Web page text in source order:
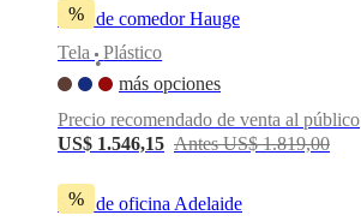
%
Silla de comedor Hauge
Tela
•
Plástico
más opciones
Precio recomendado de venta al público
US$ 1.546,15 Antes US$ 1.819,00
%
Silla de oficina Adelaide